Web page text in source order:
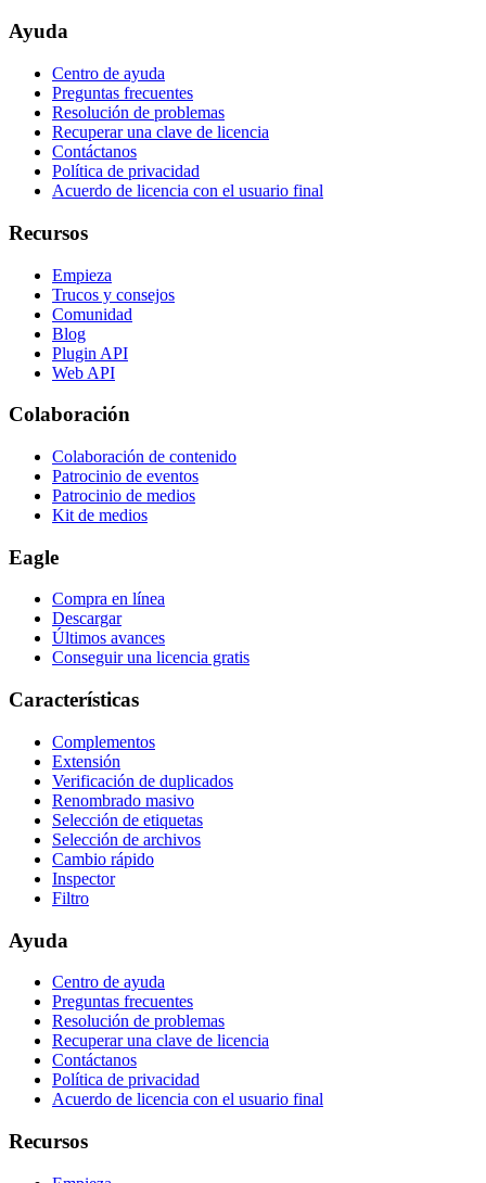
Ayuda
Centro de ayuda
Preguntas frecuentes
Resolución de problemas
Recuperar una clave de licencia
Contáctanos
Política de privacidad
Acuerdo de licencia con el usuario final
Recursos
Empieza
Trucos y consejos
Comunidad
Blog
Plugin API
Web API
Colaboración
Colaboración de contenido
Patrocinio de eventos
Patrocinio de medios
Kit de medios
Eagle
Compra en línea
Descargar
Últimos avances
Conseguir una licencia gratis
Características
Complementos
Extensión
Verificación de duplicados
Renombrado masivo
Selección de etiquetas
Selección de archivos
Cambio rápido
Inspector
Filtro
Ayuda
Centro de ayuda
Preguntas frecuentes
Resolución de problemas
Recuperar una clave de licencia
Contáctanos
Política de privacidad
Acuerdo de licencia con el usuario final
Recursos